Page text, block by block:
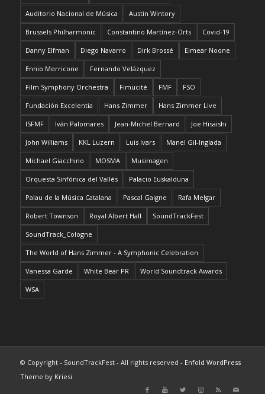
Auditorio Nacional de Música Austin Wintory
Brussels Philharmonic Constantino Martínez-Orts Covid-19
Danny Elfman Diego Navarro Dirk Brossé Eimear Noone
Ennio Morricone Fernando Velázquez
Film Symphony Orchestra Fimucité FMF FSO
Fundación Excelentia Hans Zimmer Hans Zimmer Live
ISFMF Iván Palomares Jean-Michel Bernard Joe Hisaishi
John Williams KKL Luzern Luis Ivars Manel Gil-Inglada
Michael Giacchino MOSMA Musimagen
Orquesta Sinfónica del Vallés Palacio Euskalduna
Palau de la Música Catalana Pascal Gaigne Rafa Melgar
Robert Townson Royal Albert Hall SoundTrackFest
SoundTrack_Cologne
The World of Hans Zimmer - A Symphonic Celebration
Vanessa Garde White Bear PR World Soundtrack Awards
WSA
© Copyright - SoundTrackFest - All rights reserved - Enfold WordPress
Theme by Kriesi